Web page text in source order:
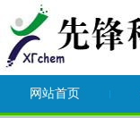
网站首页